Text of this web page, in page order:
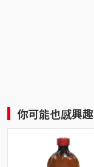
你可能也感興趣